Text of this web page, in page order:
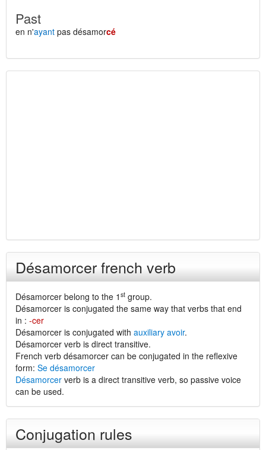
Past
en n'ayant pas désamorcé
Désamorcer french verb
Désamorcer belong to the 1 st group.
Désamorcer is conjugated the same way that verbs that end
in : -cer
Désamorcer is conjugated with auxiliary avoir.
Désamorcer verb is direct transitive.
French verb désamorcer can be conjugated in the reflexive
form: Se désamorcer
Désamorcer verb is a direct transitive verb, so passive voice
can be used.
Conjugation rules